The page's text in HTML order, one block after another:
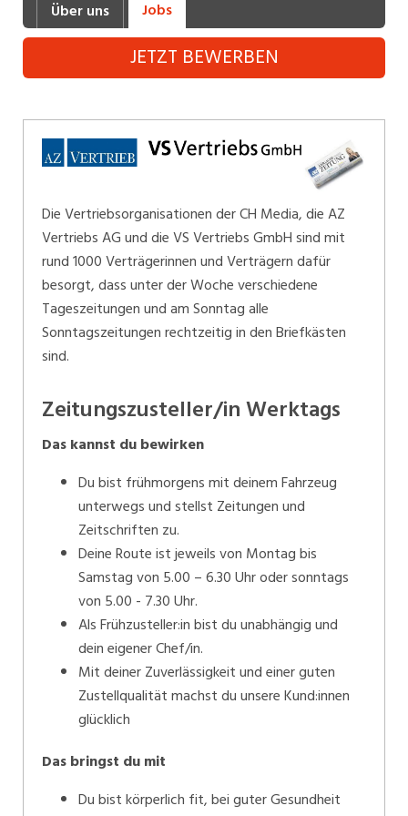
Industrie, Maschinenbau, Anlagenbau,
Produktion
Informatik, Telekommunikation
Kaufm. Berufe, Kundendienst, Verwaltung
Körperpflege, Wellness
Marketing, Kommunikation, Medien, Druck
Mechanik, Elektronik, Optik (Fertigung)
Medizin, Gesundheitswesen, Pflege
Sicherheit, Rettung, Polizei, Zoll
Verkauf, Handel, Kundenberatung,
Über uns Jobs
JETZT BEWERBEN
Die Vertriebsorganisationen der CH Media, die AZ
Vertriebs AG und die VS Vertriebs GmbH sind mit
rund 1000 Verträgerinnen und Verträgern dafür
besorgt, dass unter der Woche verschiedene
Tageszeitungen und am Sonntag alle
Sonntagszeitungen rechtzeitig in den Briefkästen
sind.
Zeitungszusteller/in Werktags
Das kannst du bewirken
Du bist frühmorgens mit deinem Fahrzeug
unterwegs und stellst Zeitungen und
Zeitschriften zu.
Deine Route ist jeweils von Montag bis
Samstag von 5.00 – 6.30 Uhr oder sonntags
von 5.00 - 7.30 Uhr.
Als Frühzusteller:in bist du unabhängig und
dein eigener Chef/in.
Mit deiner Zuverlässigkeit und einer guten
Zustellqualität machst du unsere Kund:innen
glücklich
Das bringst du mit
Du bist körperlich fit, bei guter Gesundheit